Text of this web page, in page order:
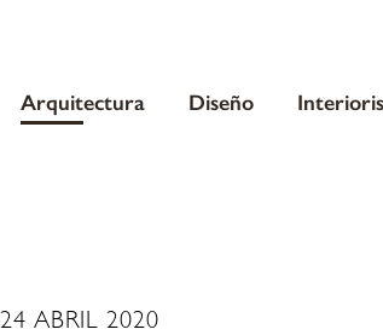
Arquitectura Diseño
24 ABRIL 2020